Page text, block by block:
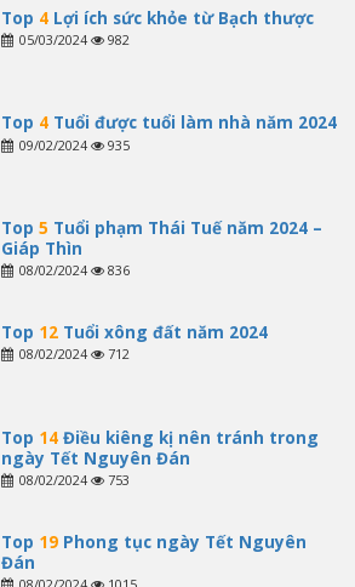
Top 4Lợi ích sức khỏe từ Bạch thược
05/03/2024 982
Top 4Tuổi được tuổi làm nhà năm 2024
09/02/2024 935
Top 5 Tuổi phạm Thái Tuế năm 2024 –
Giáp Thìn
08/02/2024 836
Top 12Tuổi xông đất năm 2024
08/02/2024 712
Top 14Điều kiêng kị nên tránh trong
ngày Tết Nguyên Đán
08/02/2024 753
Top 19Phong tục ngày Tết Nguyên
Đán